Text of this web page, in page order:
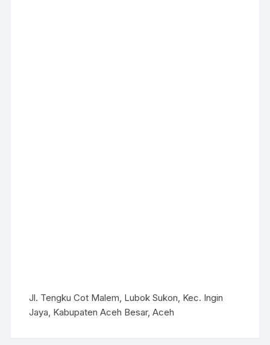
Jl. Tengku Cot Malem, Lubok Sukon, Kec. Ingin
Jaya, Kabupaten Aceh Besar, Aceh